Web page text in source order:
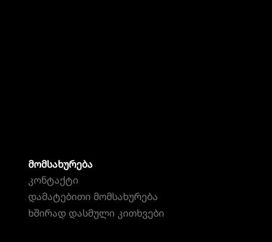
ᲛᲝᲛᲡᲐᲮᲣᲠᲔᲑᲐ
კონტაქტი
დამატებითი მომსახურება
ხშირად დასმული კითხვები